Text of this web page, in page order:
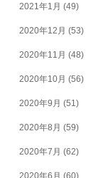
2021年1月 (49)
2020年12月 (53)
2020年11月 (48)
2020年10月 (56)
2020年9月 (51)
2020年8月 (59)
2020年7月 (62)
2020年6月 (60)